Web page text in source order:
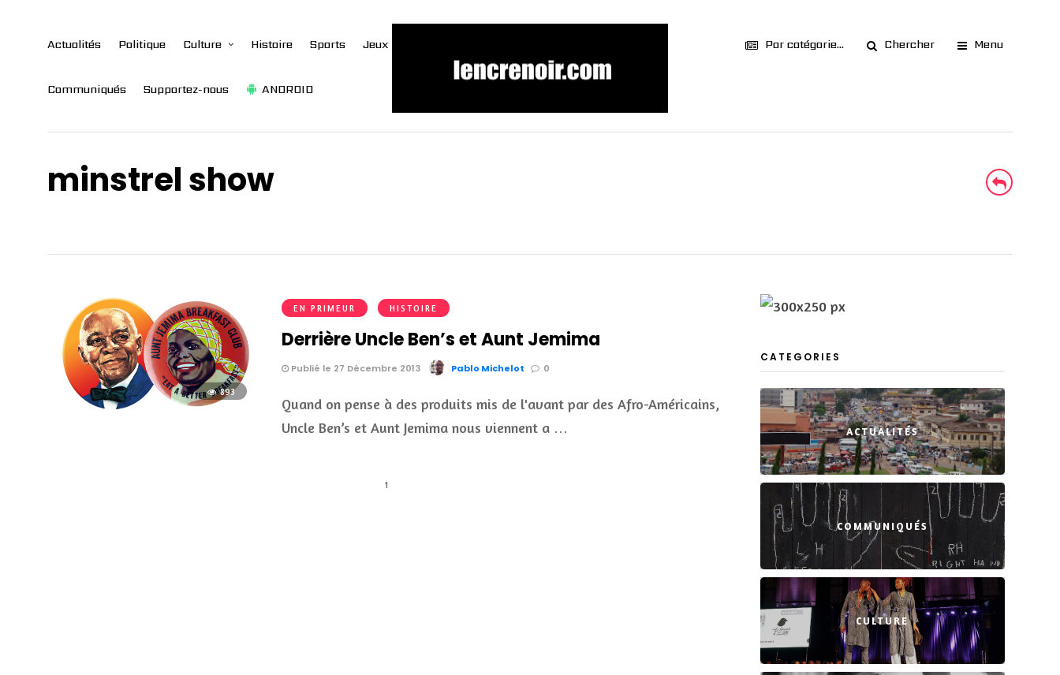
Actualités Politique Culture Histoire Sports Jeux
Communiqués Supportez-nous ANDROID
Par catégorie... Chercher Menu
minstrel show
893
EN PRIMEUR HISTOIRE
Derrière Uncle Ben’s et Aunt Jemima
Publié le 27 Décembre 2013 Pablo Michelot 0
Quand on pense à des produits mis de l'avant par des Afro-Américains,
Uncle Ben’s et Aunt Jemima nous viennent a …
1
CATEGORIES
ACTUALITÉS
COMMUNIQUÉS
CULTURE